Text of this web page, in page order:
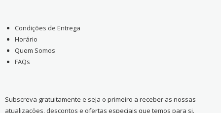
Condições de Entrega
Horário
Quem Somos
FAQs
Subscreva gratuitamente e seja o primeiro a receber as nossas
atualizações, descontos e ofertas especiais que temos para si.